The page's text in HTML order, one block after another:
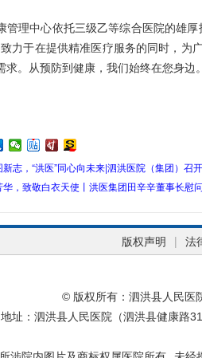
管理中心依托三级乙等综合医院的雄
力于在提供精准医疗服务的同时，为
求。从预防到健康，我们始终在您身边
新志，“洪医”同心向未来|泗洪医院（集团）
华，致敬白衣天使丨洪医集团田辛辛董事长慰
版权声明 | 法
© 版权所有：泗洪县人民医
地址：泗洪县人民医院（泗洪县健康路